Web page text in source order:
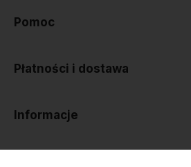
Pomoc
Płatności i dostawa
Informacje